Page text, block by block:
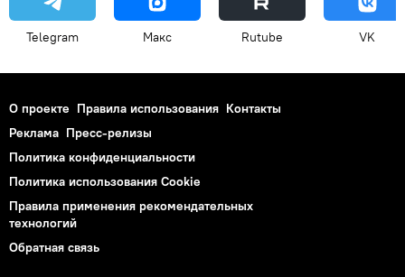
Telegram Макс Rutube VK
О проекте Правила использования Контакты
Реклама Пресс-релизы
Политика конфиденциальности
Политика использования Cookie
Правила применения рекомендательных
технологий
Обратная связь